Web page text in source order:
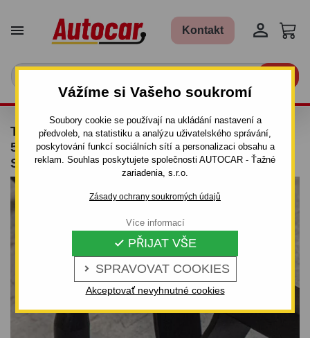
Vážíme si Vašeho soukromí
Soubory cookie se používají na ukládání nastavení a
předvoleb, na statistiku a analýzu uživatelského správání,
poskytování funkcí sociálních sítí a personalizaci obsahu a
reklam. Souhlas poskytujete společnosti AUTOCAR - Ťažné
zariadenia, s.r.o.
Zásady ochrany soukromých údajů
 SPRAVOVAT COOKIES
 PŘIJAT VŠE
Akceptovať nevyhnutné cookies
Více informací
 Kontakt 
TAŽNÉ ZAŘÍZENÍ PRO SUZUKI WAGON R+ -
5DV.,MODEL 2003,(2+4WD) - ŠROUBOVÝ
SYSTÉM - OD 2002/09 DO